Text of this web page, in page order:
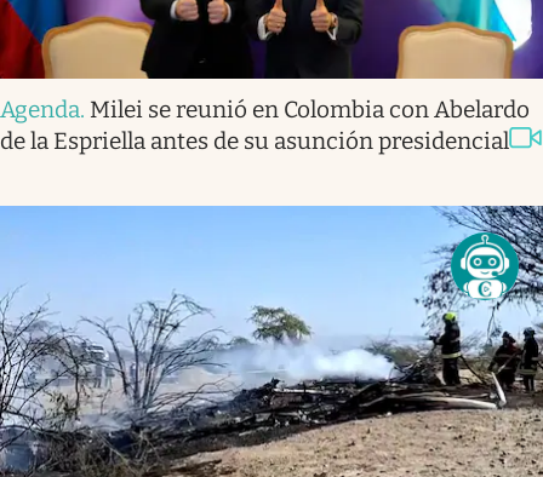
Agenda. Milei se reunió en Colombia con Abelardo
de la Espriella antes de su asunción presidencial